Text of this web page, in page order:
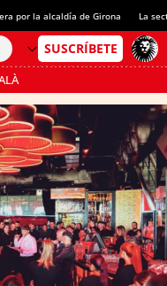
por la alcaldía de Girona La